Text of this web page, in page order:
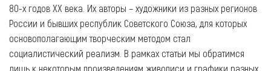
80-х годов XX века. Их авторы – художники из разных регионов
России и бывших республик Советского Союза, для которых
основополагающим творческим методом стал
социалистический реализм. В рамках статьи мы обратимся
лишь к некоторым произведениям живописи и графики разных